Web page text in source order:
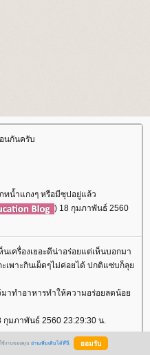
นกันครับ
ทน้ำแกงๆ หรือมีซุปอยู่แล้ว
) 18 กุมภาพันธ์ 2560
เครื่องเยอะดีน่าอร่อยแต่เห็นบอกมา
เพาะกินเผ็ดๆไม่ค่อยได้ ปกติแซ่บก็ลุ
าทำอาหารทำให้ความอร่อยลดน้อ
กุมภาพันธ์ 2560 23:29:30 น.
ช้งานของคุณ อ่านเพิ่มเติมได้ที่นี่